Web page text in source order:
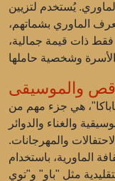
يُستخدم لتزيين
الماوري بشماتهم،
ذات قيمة جمالية،
والموسيقى
هي جزء مهم من
والغناء والدوائر
والمهرجانات.
الماورية، باستخدام